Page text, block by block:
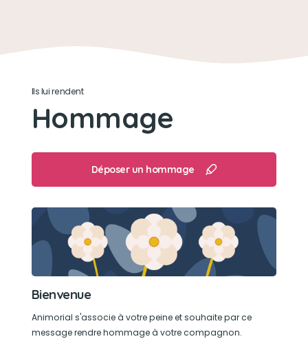
sociable
Son jouet préféré
Ballon de foot
Son loisir préféré
Les ballades et les ballons de foot
Ils lui rendent
Hommage
Déposer un hommage
Bienvenue
Animorial s'associe à votre peine et souhaite par ce
message rendre hommage à votre compagnon.